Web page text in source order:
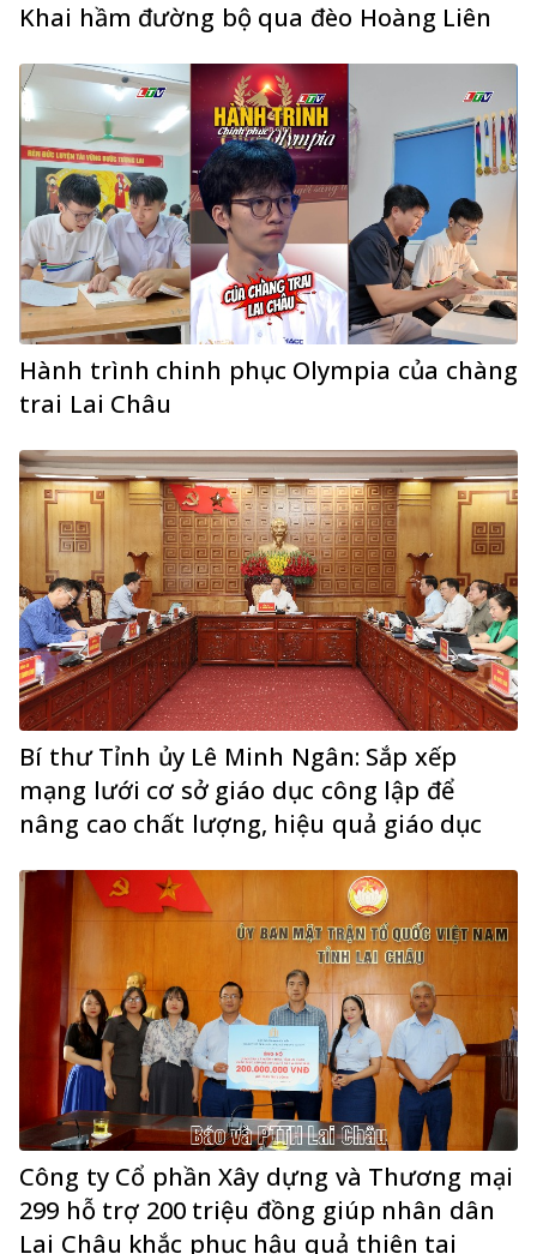
Khai hầm đường bộ qua đèo Hoàng Liên
Hành trình chinh phục Olympia của chàng
trai Lai Châu
Bí thư Tỉnh ủy Lê Minh Ngân: Sắp xếp
mạng lưới cơ sở giáo dục công lập để
nâng cao chất lượng, hiệu quả giáo dục
Công ty Cổ phần Xây dựng và Thương mại
299 hỗ trợ 200 triệu đồng giúp nhân dân
Lai Châu khắc phục hậu quả thiên tai